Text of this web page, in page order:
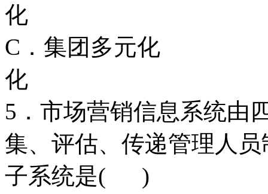
化
C．集团多
化
5．市场营销信息系统由
集、评估、传递管理人
子系统是( )